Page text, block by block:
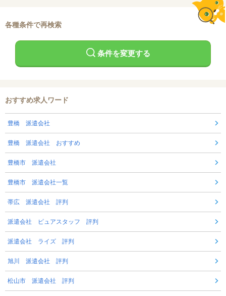
各種条件で再検索
条件を変更する
おすすめ求人ワード
豊橋 派遣会社
豊橋 派遣会社 おすすめ
豊橋市 派遣会社
豊橋市 派遣会社一覧
帯広 派遣会社 評判
派遣会社 ピュアスタッフ 評判
派遣会社 ライズ 評判
旭川 派遣会社 評判
松山市 派遣会社 評判